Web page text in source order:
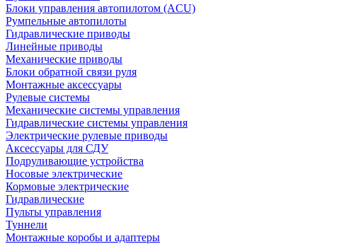
Блоки управления автопилотом (ACU)
Румпельные автопилоты
Гидравлические приводы
Линейные приводы
Механические приводы
Блоки обратной связи руля
Монтажные аксессуары
Рулевые системы
Механические системы управления
Гидравлические системы управления
Электрические рулевые приводы
Аксессуары для СДУ
Подруливающие устройства
Носовые электрические
Кормовые электрические
Гидравлические
Пульты управления
Туннели
Монтажные коробы и адаптеры